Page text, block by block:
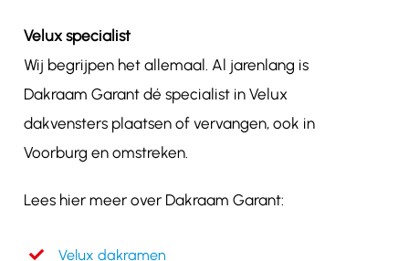
Velux specialist
Wij begrijpen het allemaal. Al jarenlang is
Dakraam Garant dé specialist in Velux
dakvensters plaatsen of vervangen, ook in
Voorburg en omstreken.
Lees hier meer over Dakraam Garant:
Velux dakramen